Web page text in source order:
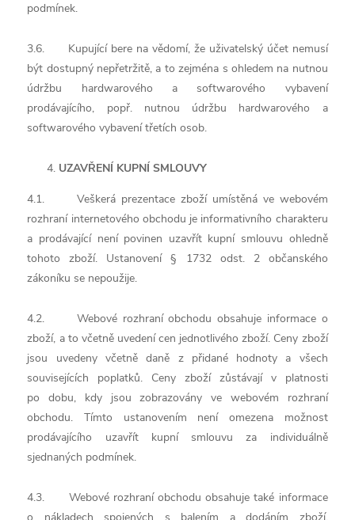
podmínek.
3.6. Kupující bere na vědomí, že uživatelský účet nemusí
být dostupný nepřetržitě, a to zejména s ohledem na nutnou
údržbu hardwarového a softwarového vybavení
prodávajícího, popř. nutnou údržbu hardwarového a
softwarového vybavení třetích osob.
UZAVŘENÍ KUPNÍ SMLOUVY
4.1. Veškerá prezentace zboží umístěná ve webovém
rozhraní internetového obchodu je informativního charakteru
a prodávající není povinen uzavřít kupní smlouvu ohledně
tohoto zboží. Ustanovení § 1732 odst. 2 občanského
zákoníku se nepoužije.
4.2. Webové rozhraní obchodu obsahuje informace o
zboží, a to včetně uvedení cen jednotlivého zboží. Ceny zboží
jsou uvedeny včetně daně z přidané hodnoty a všech
souvisejících poplatků. Ceny zboží zůstávají v platnosti
po dobu, kdy jsou zobrazovány ve webovém rozhraní
obchodu. Tímto ustanovením není omezena možnost
prodávajícího uzavřít kupní smlouvu za individuálně
sjednaných podmínek.
4.3. Webové rozhraní obchodu obsahuje také informace